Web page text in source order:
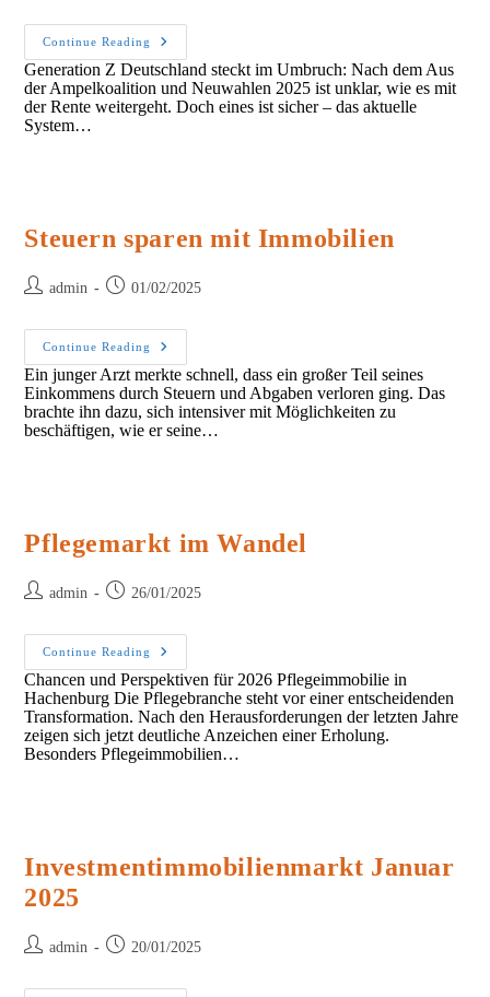
Continue Reading
Gen
Z
Setzt
Auf
Sachwerte
Generation Z Deutschland steckt im Umbruch: Nach dem Aus
der Ampelkoalition und Neuwahlen 2025 ist unklar, wie es mit
der Rente weitergeht. Doch eines ist sicher – das aktuelle
System…
Steuern sparen mit Immobilien
Postadmin
Post01/02/2025
Continue Reading
Steuern
Sparen
Mit
Immobilien
Ein junger Arzt merkte schnell, dass ein großer Teil seines
Einkommens durch Steuern und Abgaben verloren ging. Das
brachte ihn dazu, sich intensiver mit Möglichkeiten zu
beschäftigen, wie er seine…
Pflegemarkt im Wandel
Postadmin
Post 26/01/2025
Continue Reading
Pflegemarkt
Im
Wandel
Chancen und Perspektiven für 2026 Pflegeimmobilie in
Hachenburg Die Pflegebranche steht vor einer entscheidenden
Transformation. Nach den Herausforderungen der letzten Jahre
zeigen sich jetzt deutliche Anzeichen einer Erholung.
Besonders Pflegeimmobilien…
Investmentimmobilienmarkt Januar
2025
Postadmin
Post 20/01/2025